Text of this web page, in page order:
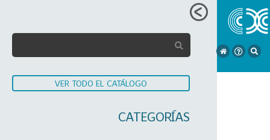
VER TODO EL CATÁLOGO
CATEGORÍAS